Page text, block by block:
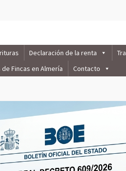
Declaración de la renta
Fincas en Almería
Contacto